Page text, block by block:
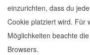
einzurichten, dass du
Cookie platziert wird. Für
Möglichkeiten beachte
Browsers.